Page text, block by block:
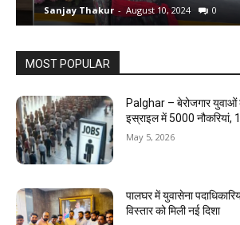
Sanjay Thakur - August 10, 2024
MOST POPULAR
Palghar – बेरोजगार
इस्राइल में 5000 नौकरियां,
May 5, 2026
पालघर में युवासेना
विस्तार को मिली नई दिशा